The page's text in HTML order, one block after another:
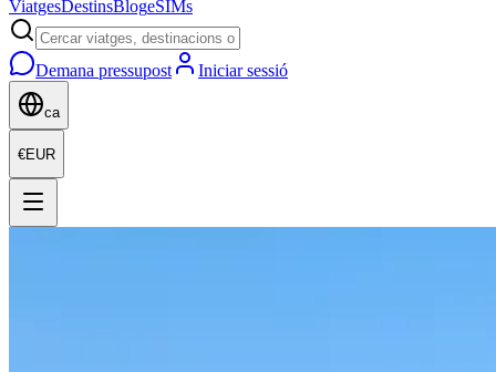
ViatgesDestinsBlogeSIMs
Demana pressupost Iniciar sessió
ca
€EUR